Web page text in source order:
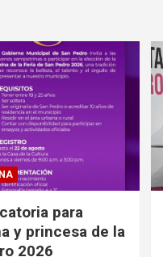
para
y princesa de la
2026